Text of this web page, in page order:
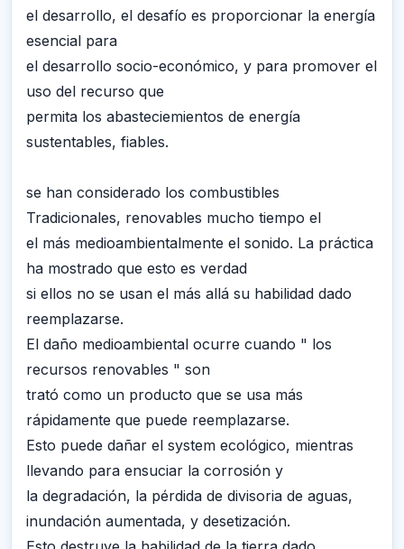
el desarrollo, el desafío es proporcionar la energía
esencial para
el desarrollo socio-económico, y para promover el
uso del recurso que
permita los abasteciemientos de energía
sustentables, fiables.
se han considerado los combustibles
Tradicionales, renovables mucho tiempo el
el más medioambientalmente el sonido. La práctica
ha mostrado que esto es verdad
si ellos no se usan el más allá su habilidad dado
reemplazarse.
El daño medioambiental ocurre cuando " los
recursos renovables " son
trató como un producto que se usa más
rápidamente que puede reemplazarse.
Esto puede dañar el system ecológico, mientras
llevando para ensuciar la corrosión y
la degradación, la pérdida de divisoria de aguas,
inundación aumentada, y desetización.